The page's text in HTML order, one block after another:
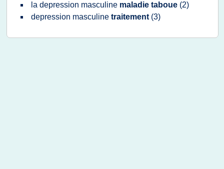
la depression masculine maladie taboue (2)
depression masculine traitement (3)